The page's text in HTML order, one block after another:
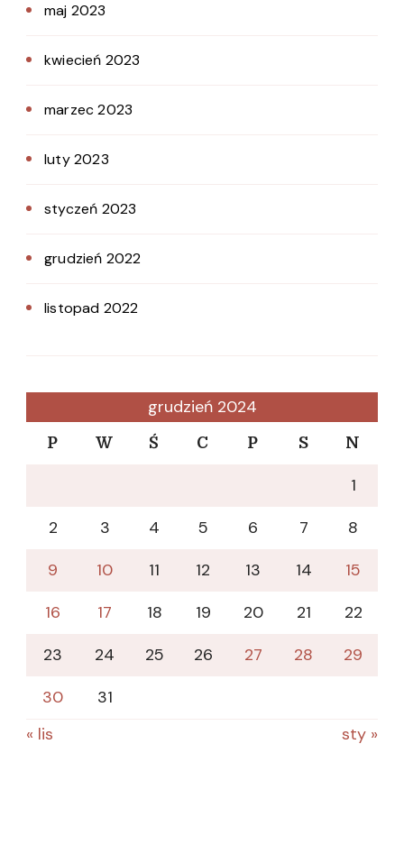
maj 2023
kwiecień 2023
marzec 2023
luty 2023
styczeń 2023
grudzień 2022
listopad 2022
grudzień 2024
P W Ś C P S N
1
2
3 4 5 6 7
8
9
10 11 12 13 14
15
16
17 18 19 20 21
22
23
24 25 26 27 28
29
30
31
« lis
sty »